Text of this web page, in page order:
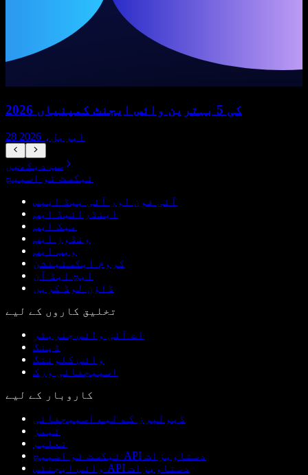
2026 کی 5 بہترین وائس ایجنٹ کمپنیاں
28 اپریل، 2026
سب دیکھیں
ٹیکسٹ ٹو اسپیچ
آئی فون اور آئی پیڈ ایپس
اینڈرائیڈ ایپ
میک ایپ
ونڈوز ایپ
ویب ایپ
کروم ایکسٹینشن
ایج ایڈ آن
ڈاؤن لوڈ کریں
تخلیق کاروں کے لیے
اے آئی وائس جنریٹر
ڈبنگ
وائس کلوننگ
اسپیچفائی ورک
کاروبار کے لیے
ڈیولپرز کے لیے اسپیچفائی
ٹیمز
تعلیم
ٹیکسٹ ٹو اسپیچ API دستاویزات
وائس ایجنٹس API دستاویزات